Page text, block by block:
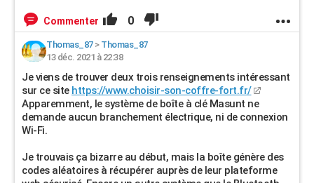
Commenter 0
Thomas_87> Thomas_87
13 déc. 2021 à 22:38
Je viens de trouver deux trois renseignements intéressant
sur ce site https://www.choisir-son-coffre-fort.fr/
Apparemment, le système de boîte à clé Masunt ne
demande aucun branchement électrique, ni de connexion
Wi-Fi.
Je trouvais ça bizarre au début, mais la boîte génère des
codes aléatoires à récupérer auprès de leur plateforme